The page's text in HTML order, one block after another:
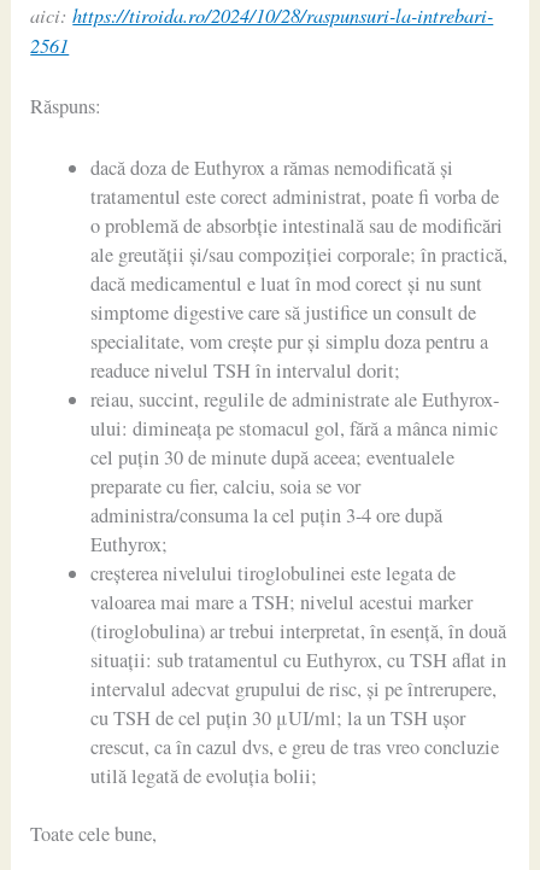
aici:https://tiroida.ro/2024/10/28/raspunsuri-la-intrebari-
2561
Răspuns:
dacă doza de Euthyrox a rămas nemodificată și
tratamentul este corect administrat, poate fi vorba de
o problemă de absorbție intestinală sau de modificări
ale greutății și/sau compoziției corporale; în practică,
dacă medicamentul e luat în mod corect și nu sunt
simptome digestive care să justifice un consult de
specialitate, vom crește pur și simplu doza pentru a
readuce nivelul TSH în intervalul dorit;
reiau, succint, regulile de administrate ale Euthyrox-
ului: dimineața pe stomacul gol, fără a mânca nimic
cel puțin 30 de minute după aceea; eventualele
preparate cu fier, calciu, soia se vor
administra/consuma la cel puțin 3-4 ore după
Euthyrox;
creșterea nivelului tiroglobulinei este legata de
valoarea mai mare a TSH; nivelul acestui marker
(tiroglobulina) ar trebui interpretat, în esență, în două
situații: sub tratamentul cu Euthyrox, cu TSH aflat in
intervalul adecvat grupului de risc, și pe întrerupere,
cu TSH de cel puțin 30 μUI/ml; la un TSH ușor
crescut, ca în cazul dvs, e greu de tras vreo concluzie
utilă legată de evoluția bolii;
Toate cele bune,